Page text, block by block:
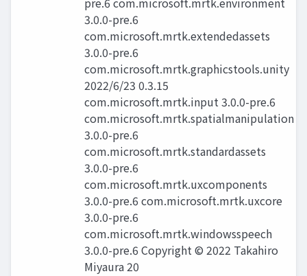
3.0.0-pre.6
com.microsoft.mrtk.extendedassets
3.0.0-pre.6
com.microsoft.mrtk.graphicstools.unity
2022/6/23 0.3.15
com.microsoft.mrtk.input 3.0.0-pre.6
com.microsoft.mrtk.spatialmanipulation
3.0.0-pre.6
com.microsoft.mrtk.standardassets
3.0.0-pre.6
com.microsoft.mrtk.uxcomponents
3.0.0-pre.6 com.microsoft.mrtk.uxcore
3.0.0-pre.6
com.microsoft.mrtk.windowsspeech
3.0.0-pre.6 Copyright © 2022 Takahiro
Miyaura 20